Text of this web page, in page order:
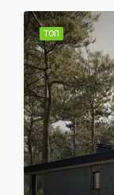
ТОП